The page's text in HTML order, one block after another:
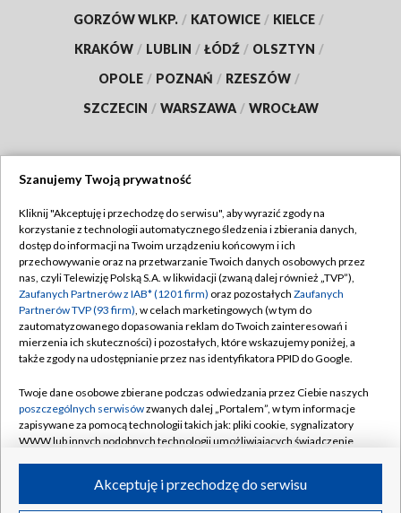
GORZÓW WLKP. / KATOWICE / KIELCE /
KRAKÓW / LUBLIN / ŁÓDŹ / OLSZTYN /
OPOLE / POZNAŃ / RZESZÓW /
SZCZECIN / WARSZAWA / WROCŁAW
TVP
Abonament TVP
Emisja w TVP
Centrum informacji TVP
Naziemna Telewizja Cyfrowa
Rada Programowa
System NOS
Informacje o nadawcy
Program dla prasy
Regulamin TVP
Polityka prywatności
Moje zgody
Pomoc
Kontakt
Kanały
Szanujemy Twoją prywatność
Kliknij "Akceptuję i przechodzę do serwisu", aby wyrazić zgody na
korzystanie z technologii automatycznego śledzenia i zbierania danych,
dostęp do informacji na Twoim urządzeniu końcowym i ich
przechowywanie oraz na przetwarzanie Twoich danych osobowych przez
nas, czyli Telewizję Polską S.A. w likwidacji (zwaną dalej również „TVP”),
Zaufanych Partnerów z IAB* (1201 firm) oraz pozostałych Zaufanych
Partnerów TVP (93 firm), w celach marketingowych (w tym do
zautomatyzowanego dopasowania reklam do Twoich zainteresowań i
mierzenia ich skuteczności) i pozostałych, które wskazujemy poniżej, a
także zgody na udostępnianie przez nas identyfikatora PPID do Google.
Twoje dane osobowe zbierane podczas odwiedzania przez Ciebie naszych
poszczególnych serwisówzwanych dalej „Portalem”, w tym informacje
zapisywane za pomocą technologii takich jak: pliki cookie, sygnalizatory
WWW lub innych podobnych technologii umożliwiających świadczenie
ruchu w Internecie.Akceptuję i przechodzę do serwisu